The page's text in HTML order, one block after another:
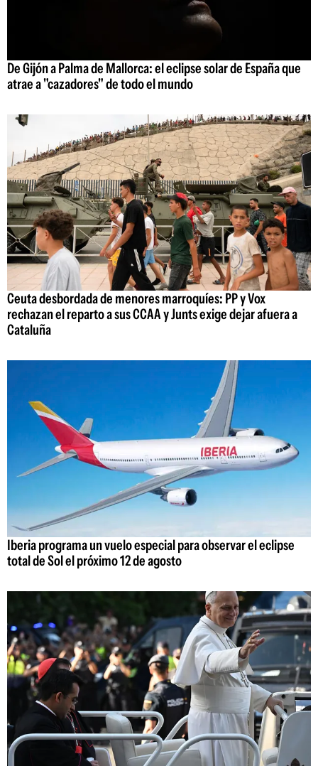
De Gijón a Palma de Mallorca: el eclipse solar de España que
atrae a "cazadores" de todo el mundo
Ceuta desbordada de menores marroquíes: PP y Vox
rechazan el reparto a sus CCAA y Junts exige dejar afuera a
Cataluña
Iberia programa un vuelo especial para observar el eclipse
total de Sol el próximo 12 de agosto